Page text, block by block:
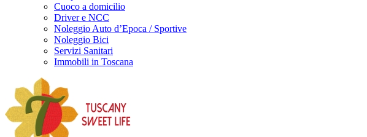
Cuoco a domicilio
Driver e NCC
Noleggio Auto d’Epoca / Sportive
Noleggio Bici
Servizi Sanitari
Immobili in Toscana